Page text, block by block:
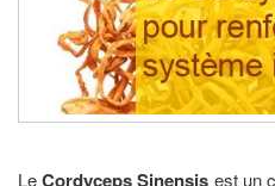
LeCordyceps Sinensis est un